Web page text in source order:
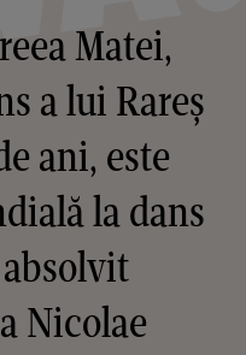
Matei,
a lui Rareș
ani, este
la dans
Nicolae